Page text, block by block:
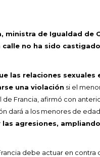
ministra de Igualdad de
calle no ha sido
las relaciones sexuales
una violación si el
de Francia, afirmó con
dará a los menores de
agresiones,
debe actuar en contra